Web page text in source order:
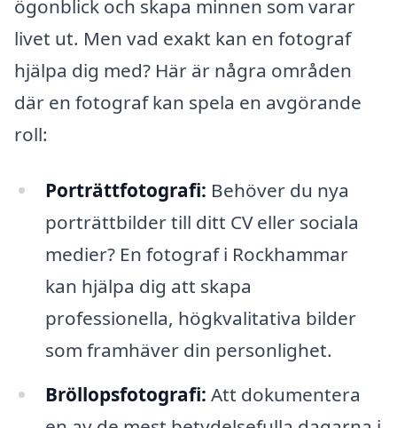
ögonblick och skapa minnen som varar
livet ut. Men vad exakt kan en fotograf
hjälpa dig med? Här är några områden
där en fotograf kan spela en avgörande
roll:
Porträttfotografi: Behöver du nya
porträttbilder till ditt CV eller sociala
medier? En fotograf i Rockhammar
kan hjälpa dig att skapa
professionella, högkvalitativa bilder
som framhäver din personlighet.
Bröllopsfotografi: Att dokumentera